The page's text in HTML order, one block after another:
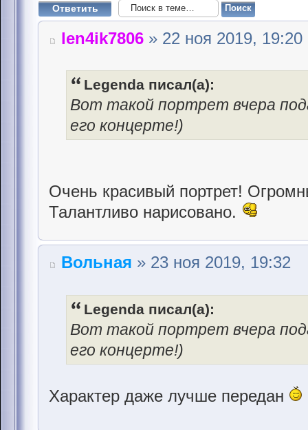
Ответить
len4ik7806 » 22 ноя 2019, 19:20
Legenda писал(а):
Вот такой портрет вчера
его концерте!)
Очень красивый портрет!
Талантливо нарисовано.
Вольная » 23 ноя 2019, 19:32
Legenda писал(а):
Вот такой портрет вчера
его концерте!)
Характер даже лучше передан